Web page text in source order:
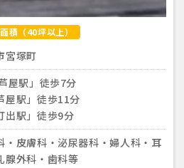
積（40坪以上）
宮塚町
屋駅」徒歩7分
屋駅」徒歩11分
出駅」徒歩9分
・皮膚科・泌尿器科・婦人科・耳
腺外科・歯科等